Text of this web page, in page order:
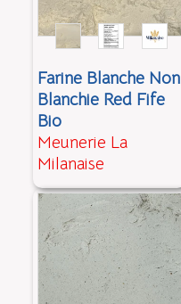
Farine Blanche Non
Blanchie Red Fife
Bio
Meunerie La
Milanaise